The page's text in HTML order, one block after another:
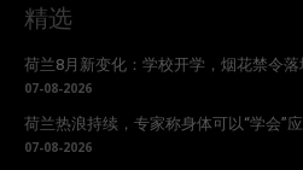
精选
荷兰8月新变化：学校开学，烟花禁令
07-08-2026
荷兰热浪持续，专家称身体可以“学会”
07-08-2026